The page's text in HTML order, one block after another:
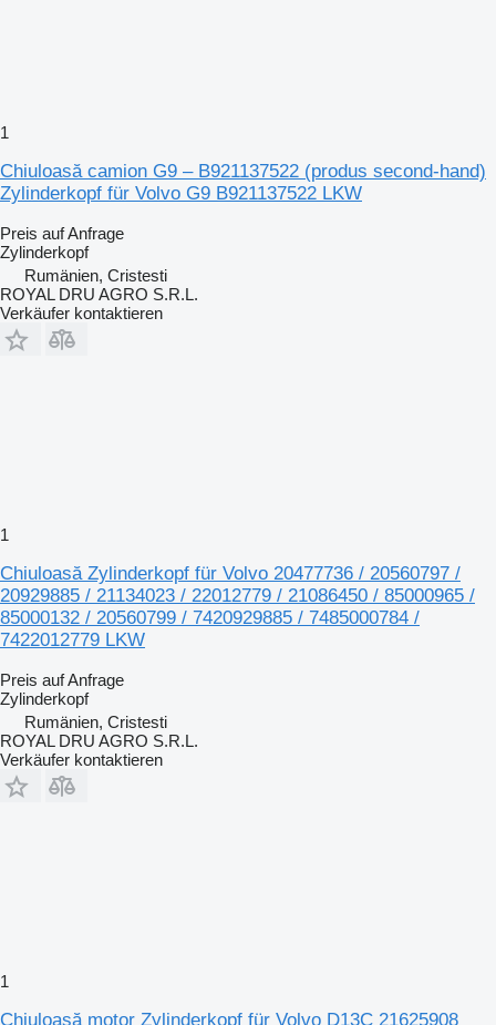
1
Chiuloasă camion G9 – B921137522 (produs second-hand)
Zylinderkopf für Volvo G9 B921137522 LKW
Preis auf Anfrage
Zylinderkopf
Rumänien, Cristesti
ROYAL DRU AGRO S.R.L.
Verkäufer kontaktieren
1
Chiuloasă Zylinderkopf für Volvo 20477736 / 20560797 /
20929885 / 21134023 / 22012779 / 21086450 / 85000965 /
85000132 / 20560799 / 7420929885 / 7485000784 /
7422012779 LKW
Preis auf Anfrage
Zylinderkopf
Rumänien, Cristesti
ROYAL DRU AGRO S.R.L.
Verkäufer kontaktieren
1
Chiuloasă motor Zylinderkopf für Volvo D13C 21625908